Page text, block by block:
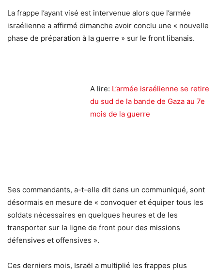
La frappe l’ayant visé est intervenue alors que l’armée
israélienne a affirmé dimanche avoir conclu une « nouvelle
phase de préparation à la guerre » sur le front libanais.
A lire: L’armée israélienne se retire
du sud de la bande de Gaza au 7e
mois de la guerre
Ses commandants, a-t-elle dit dans un communiqué, sont
désormais en mesure de « convoquer et équiper tous les
soldats nécessaires en quelques heures et de les
transporter sur la ligne de front pour des missions
défensives et offensives ».
Ces derniers mois, Israël a multiplié les frappes plus